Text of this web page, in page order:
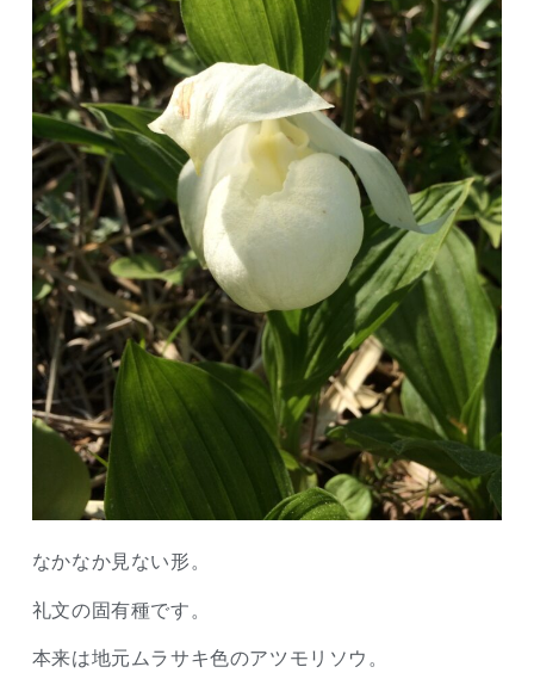
なかなか見ない形。
礼文の固有種です。
本来は地元ムラサキ色のアツモリソウ。